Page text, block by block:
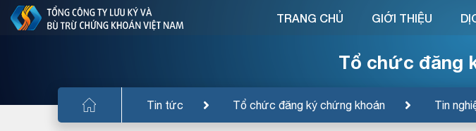
Tổ chức đăng
Tin tức Tổ chức đăng ký chứng khoán Tin
TRANG CHỦ GIỚI THIỆU